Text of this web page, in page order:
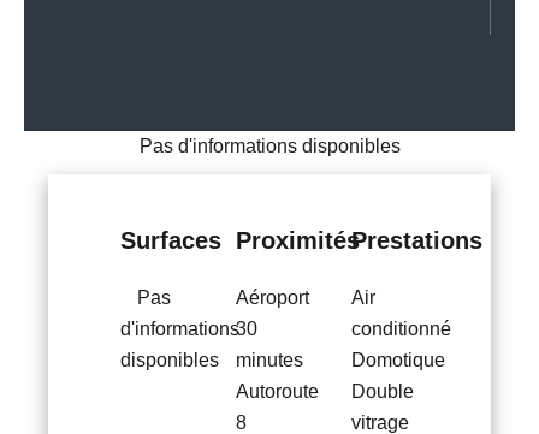
Pas d'informations disponibles
Surfaces
Pas
d'informations
disponibles
Proximités
Aéroport
30
minutes
Autoroute
8
Prestations
Air
conditionné
Domotique
Double
vitrage